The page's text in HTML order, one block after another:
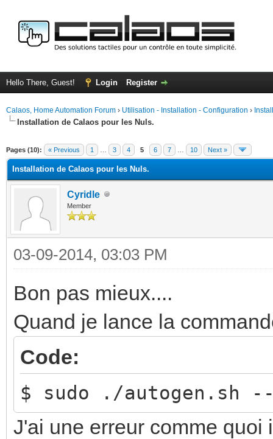
Hello There, Guest! Login Register
Calaos, Home Automation Forum › Utilisation - Installation - Configuration ›
Installation de Calaos pour les Nuls.
Pages (10): « Previous 1 3 4 5 6 7 10 Next »
Installation de Calaos pour les Nuls.
Cyridle
Member
03-09-2014, 03:03 PM
Bon pas mieux....
Quand je lance la
Code:
$ sudo ./autogen.sh
J'ai une erreur comme quoi